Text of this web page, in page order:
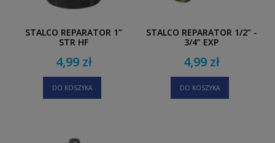
STALCO REPARATOR 1”
STR HF
4,99 zł
DO KOSZYKA
STALCO REPARATOR 1/2” -
3/4” EXP
4,99 zł
DO KOSZYKA